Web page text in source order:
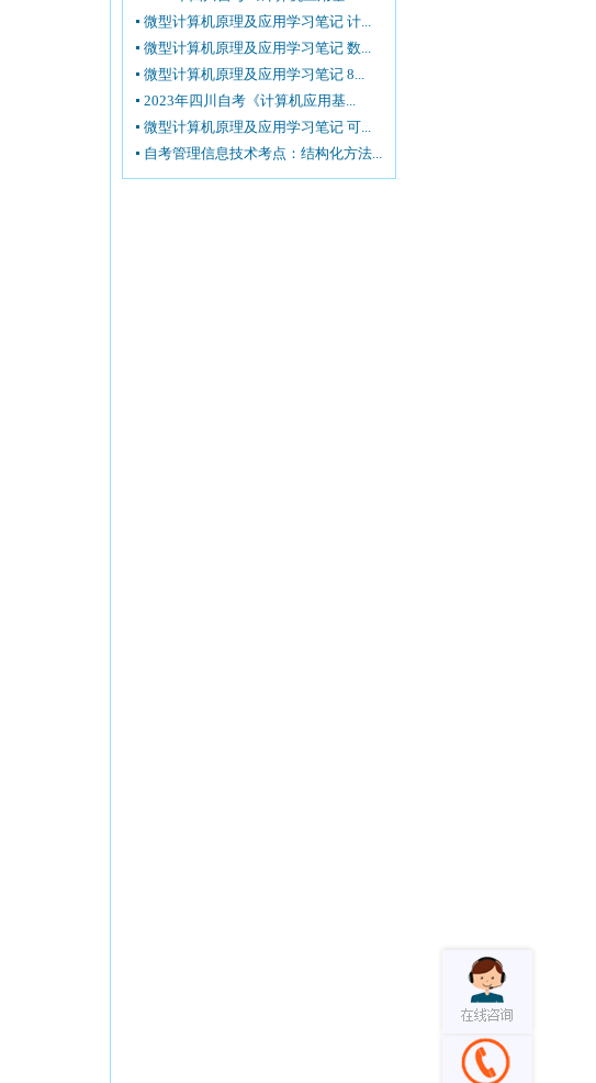
微型计算机原理及应用学习笔记 计...
微型计算机原理及应用学习笔记 数...
微型计算机原理及应用学习笔记 8...
2023年四川自考《计算机应用基...
微型计算机原理及应用学习笔记 可...
自考管理信息技术考点：结构化方法...